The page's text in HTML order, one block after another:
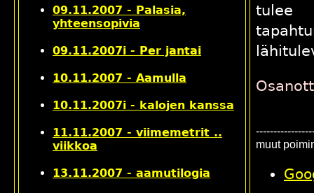
09.11.2007 - Palasia,
yhteensopivia
09.11.2007i - Per jantai
10.11.2007 - Aamulla
10.11.2007i - kalojen kanssa
11.11.2007 - viimemetrit ..
viikkoa
13.11.2007 - aamutilogia
tulee
muut